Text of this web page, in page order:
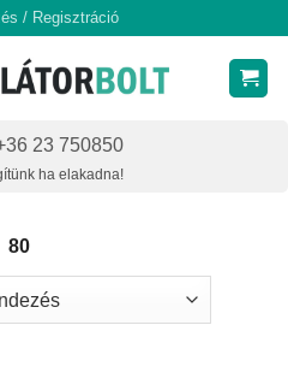
/ Regisztráció
23 750850
ha elakadna!
80